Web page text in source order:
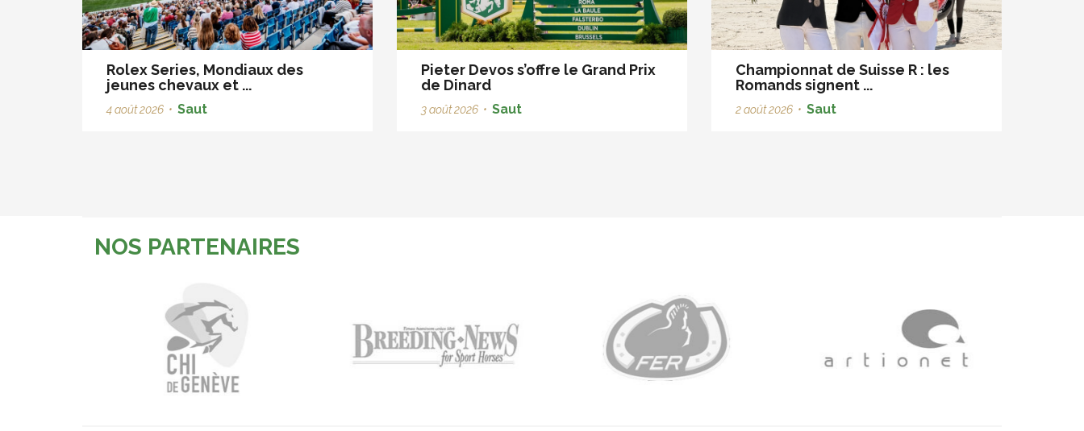
Rolex Series, Mondiaux des
jeunes chevaux et ...
4 août 2026 • Saut
Pieter Devos s’offre le Grand Prix
de Dinard
3 août 2026 • Saut
Championnat de Suisse R : les
Romands signent ...
2 août 2026 • Saut
NOS PARTENAIRES